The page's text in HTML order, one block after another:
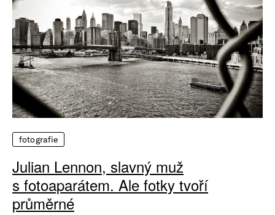
fotografie
Julian Lennon, slavný muž
s fotoaparátem. Ale fotky tvoří
průměrné